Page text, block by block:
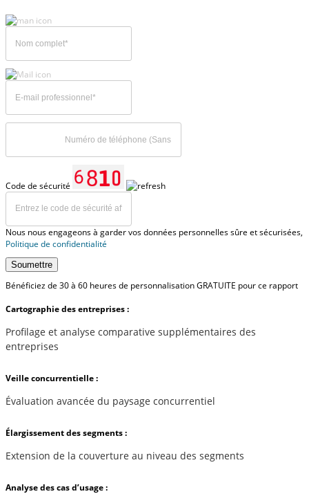
Code de sécurité
Nous nous engageons à garder vos données personnelles sûre et sécurisées,
Politique de confidentialité
Soumettre
Bénéficiez de 30 à 60 heures de personnalisation GRATUITE pour ce rapport
Cartographie des entreprises :
Profilage et analyse comparative supplémentaires des
entreprises
Veille concurrentielle :
Évaluation avancée du paysage concurrentiel
Élargissement des segments :
Extension de la couverture au niveau des segments
Analyse des cas d’usage :